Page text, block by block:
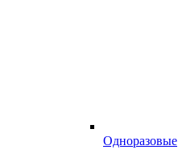
Одноразовые